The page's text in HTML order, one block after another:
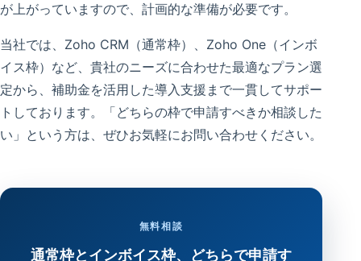
が上がっていますので、計画的な準備が必要です。
当社では、Zoho CRM（通常枠）、Zoho One（インボ
イス枠）など、貴社のニーズに合わせた最適なプラン選
定から、補助金を活用した導入支援まで一貫してサポー
トしております。「どちらの枠で申請すべきか相談した
い」という方は、ぜひお気軽にお問い合わせください。
無料相談
通常枠とインボイス枠、どちらで申請す